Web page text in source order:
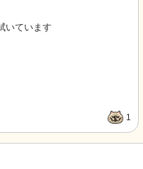
いています
1